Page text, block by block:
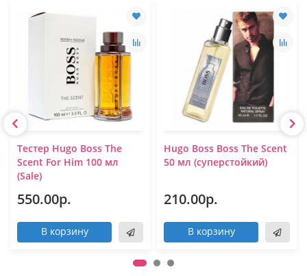
Тестер Hugo Boss The
Scent For Him 100 мл
(Sale)
550.00р.
В корзину
Hugo Boss Boss The Scent
50 мл (суперстойкий)
210.00р.
В корзину